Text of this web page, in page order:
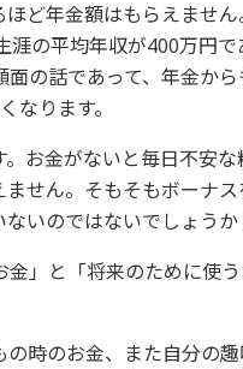
ど年金額はもらえませ
の平均年収が400万円
の話であって、年金か
なります。
お金がないと毎日不安な
せん。そもそもボーナ
いのではないでしょうか
」と「将来のために使
時のお金、また自分の